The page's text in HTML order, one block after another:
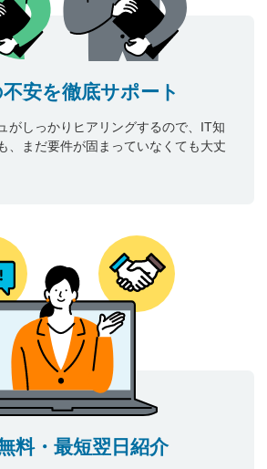
安を徹底サポート
がしっかりヒアリングするので、IT知
、まだ要件が固まっていなくても大丈
料・最短翌日紹介